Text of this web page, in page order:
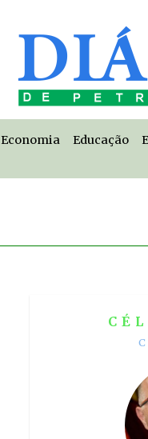
Economia Educação